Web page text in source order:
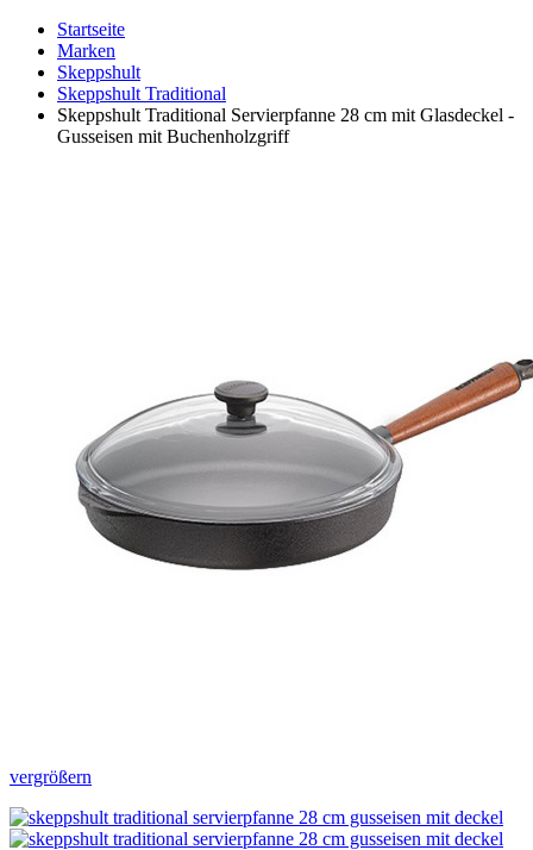
Startseite
Marken
Skeppshult
Skeppshult Traditional
Skeppshult Traditional Servierpfanne 28 cm mit Glasdeckel -
Gusseisen mit Buchenholzgriff
vergrößern